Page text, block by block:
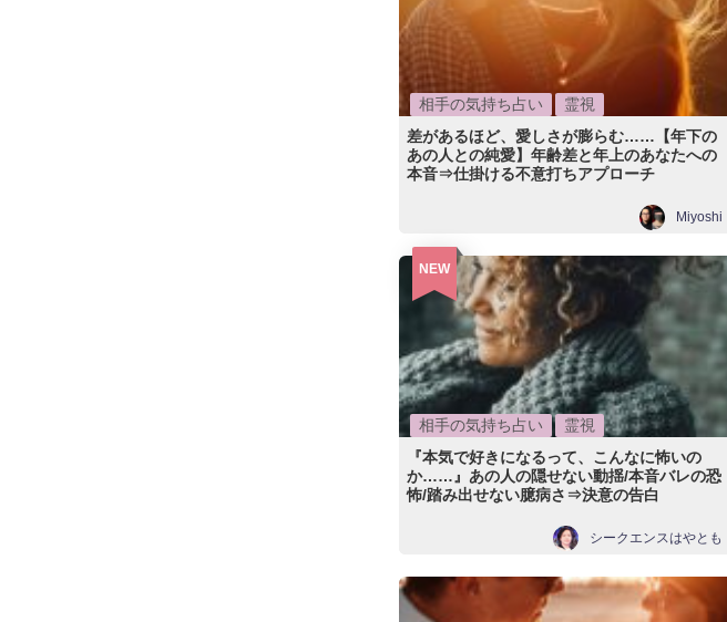
相手の気持ち占い
霊視
差があるほど、愛しさが膨らむ……【年下の
あの人との純愛】年齢差と年上のあなたへの
本音⇒仕掛ける不意打ちアプローチ
Miyoshi
NEW
相手の気持ち占い
霊視
『本気で好きになるって、こんなに怖いの
か……』あの人の隠せない動揺/本音バレの恐
怖/踏み出せない臆病さ⇒決意の告白
シークエンスはやとも